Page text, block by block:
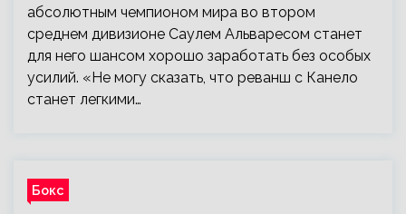
абсолютным чемпионом мира во втором
среднем дивизионе Саулем Альваресом станет
для него шансом хорошо заработать без особых
усилий. «Не могу сказать, что реванш с Канело
станет легкими…
Бокс